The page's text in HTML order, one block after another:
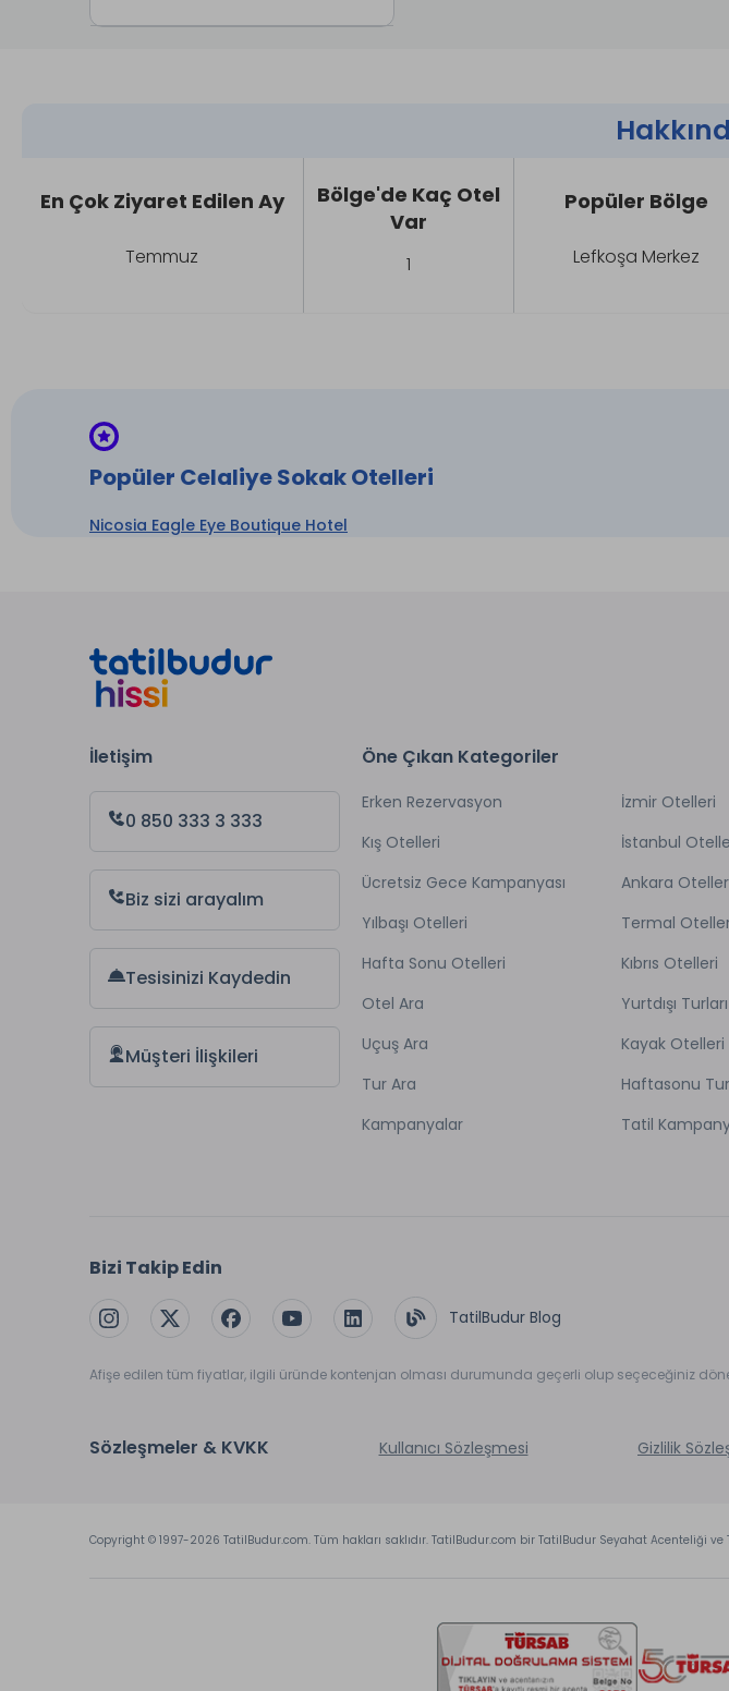
En Çok Ziyaret Edilen Ay
Temmuz
Bölge'de Kaç Otel
Var
1
Popüler Bölge
Lefkoşa Merkez
Popüler Celaliye Sokak Otelleri
Nicosia Eagle Eye Boutique Hotel
İletişim
0 850 333 3 333
Biz sizi arayalım
Tesisinizi Kaydedin
Müşteri İlişkileri
Öne Çıkan Kategoriler
Erken Rezervasyon
Kış Otelleri
Ücretsiz Gece Kampanyası
Yılbaşı Otelleri
Hafta Sonu Otelleri
Otel Ara
Uçuş Ara
Tur Ara
Kampanyalar
İzmir Otelleri
İstanbul
Ankara
Termal
Kıbrıs Otelleri
Yurtdışı Turları
Kayak Otelleri
Haftasonu
Tatil
Bizi Takip Edin
TatilBudur Blog
Afişe edilen tüm fiyatlar, ilgili üründe kontenjan olması durumunda geçerli olup seçeceğiniz
Sözleşmeler & KVKK Kullanıcı Sözleşmesi Gizlilik
Copyright © 1997-2026 TatilBudur.com. Tüm hakları saklıdır. TatilBudur.com bir TatilBudur Seyahat Acenteliği